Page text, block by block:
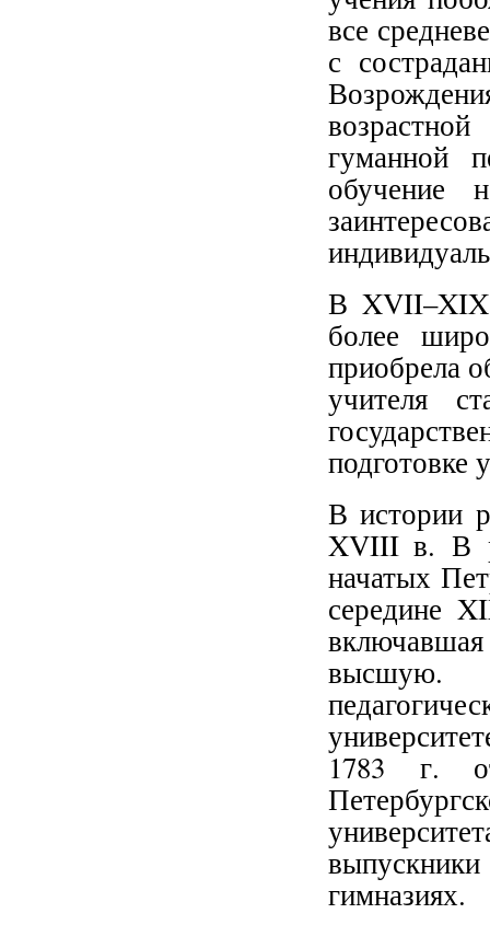
все
с
гуманной
обучение
В XVII–XIX
более
приобрела
учителя
подготовке
В истории
XVIII в. В
начатых
середине
высшую.
1783 г.
гимназиях.